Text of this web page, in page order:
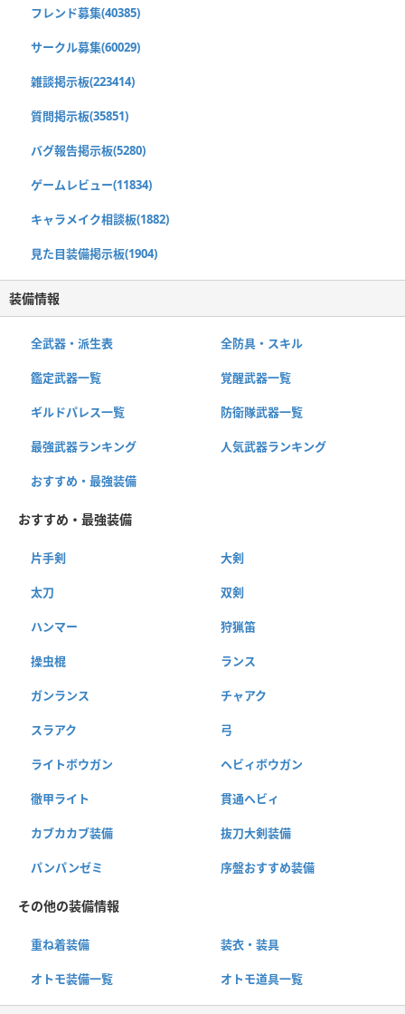
フレンド募集(40385)
サークル募集(60029)
雑談掲示板(223414)
質問掲示板(35851)
バグ報告掲示板(5280)
ゲームレビュー(11834)
キャラメイク相談板(1882)
見た目装備掲示板(1904)
装備情報
全武器・派生表 全防具・スキル
鑑定武器一覧 覚醒武器一覧
ギルドパレス一覧 防衛隊武器一覧
最強武器ランキング 人気武器ランキング
おすすめ・最強装備
おすすめ・最強装備
片手剣 大剣
太刀 双剣
ハンマー 狩猟笛
操虫棍 ランス
ガンランス チャアク
スラアク 弓
ライトボウガン ヘビィボウガン
徹甲ライト 貫通ヘビィ
カブカカブ装備 抜刀大剣装備
パンパンゼミ 序盤おすすめ装備
その他の装備情報
重ね着装備 装衣・装具
オトモ装備一覧 オトモ道具一覧